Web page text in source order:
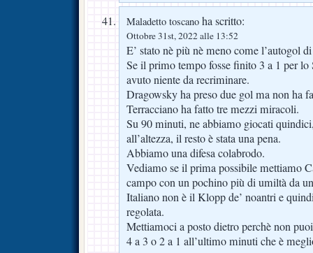
Maladetto toscano ha scritto:
Ottobre 31st, 2022 alle 13:52
E’ stato nè più nè meno come l’autogol
Se il primo tempo fosse finito 3 a 1 per lo
avuto niente da recriminare.
Dragowsky ha preso due gol ma non ha
Terracciano ha fatto tre mezzi miracoli.
Su 90 minuti, ne abbiamo giocati
all’altezza, il resto è stata una pena.
Abbiamo una difesa colabrodo.
Vediamo se il prima possibile mettiamo
campo con un pochino più di umiltà da
Italiano non è il Klopp de’ noantri e
regolata.
Mettiamoci a posto dietro perchè non
4 a 3 o 2 a 1 all’ultimo minuti che è